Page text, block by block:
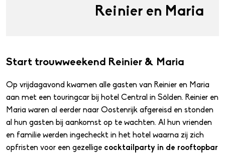
Reinier en Maria
Start trouwweekend Reinier & Maria
Op vrijdagavond kwamen alle gasten van Reinier en Maria
aan met een touringcar bij hotel Central in Sölden. Reinier en
Maria waren al eerder naar Oostenrijk afgereisd en stonden
al hun gasten bij aankomst op te wachten. Al hun vrienden
en familie werden ingecheckt in het hotel waarna zij zich
opfristen voor een gezellige cocktailparty in de rooftopbar